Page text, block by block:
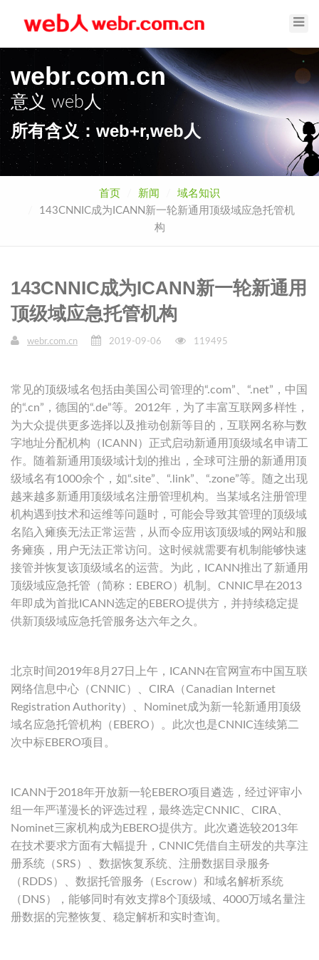
webr.com.cn
意义web人
所有含义：web+r,web人
首页 新闻
域名知识
143CNNIC成为ICANN新一轮新通用顶级域应急托管机
构
143CNNIC成为ICANN新一轮新通用
顶级域应急托管机构
webr.com.cn 2019-09-06 119495
常见的顶级域名包括由美国公司管理的“.com”、“.net”，中国
的“.cn”，德国的“.de”等。2012年，为了丰富互联网多样性，
为大众提供更多选择以及推动创新等目的，互联网名称与数
字地址分配机构（ICANN）正式启动新通用顶级域名申请工
作。随着新通用顶级域计划的推出，全球可注册的新通用顶
级域名有1000余个，如“.site”、“.link”、“.zone”等。随之出现
越来越多新通用顶级域名注册管理机构。当某域名注册管理
机构遇到技术和运维等问题时，可能会导致其管理的顶级域
名陷入瘫痪无法正常运营，从而令应用该顶级域的网站和服
务瘫痪，用户无法正常访问。这时候就需要有机制能够快速
接管并恢复该顶级域名的运营。为此，ICANN推出了新通用
顶级域应急托管（简称：EBERO）机制。CNNIC早在2013
年即成为首批ICANN选定的EBERO提供方，并持续稳定提
供新顶级域应急托管服务达六年之久。
北京时间2019年8月27日上午，ICANN在官网宣布中国互联
网络信息中心（CNNIC）、CIRA（Canadian Internet
Registration Authority）、Nominet成为新一轮新通用顶级
域名应急托管机构（EBERO）。此次也是CNNIC连续第二
次中标EBERO项目。
ICANN于2018年开放新一轮EBERO项目遴选，经过评审小
组一年严谨漫长的评选过程，最终选定CNNIC、CIRA、
Nominet三家机构成为EBERO提供方。此次遴选较2013年
在技术要求方面有大幅提升，CNNIC凭借自主研发的共享注
册系统（SRS）、数据恢复系统、注册数据目录服务
（RDDS）、数据托管服务（Escrow）和域名解析系统
（DNS），能够同时有效支撑8个顶级域、4000万域名量注
册数据的完整恢复、稳定解析和实时查询。